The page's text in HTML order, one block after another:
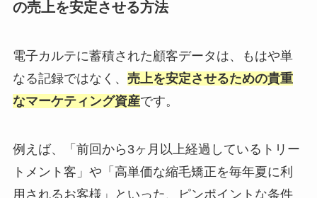
の売上を安定させる方法
電子カルテに蓄積された顧客データは、もはや単
なる記録ではなく、 売上を安定させるための貴重
なマーケティング資産です。
例えば、「前回から3ヶ月以上経過しているトリー
トメント客」や「高単価な縮毛矯正を毎年夏に利
用されるお客様」といった、ピンポイントな条件